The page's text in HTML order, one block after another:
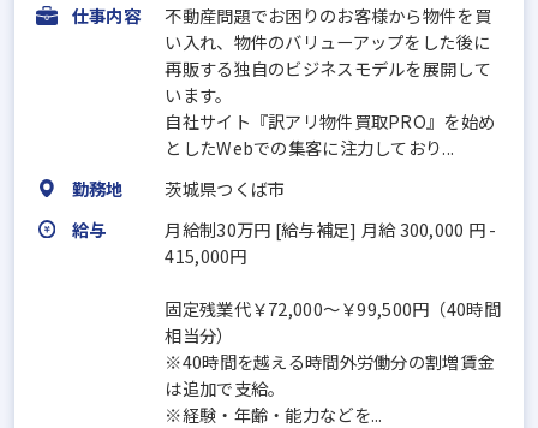
仕事内容
不動産問題でお困りのお客様から物件を買
い入れ、物件のバリューアップをした後に
再販する独自のビジネスモデルを展開して
います。
自社サイト『訳アリ物件買取PRO』を始め
としたWebでの集客に注力しており...
勤務地
茨城県つくば市
給与
月給制30万円 [給与補足] 月給 300,000 円 -
415,000円
固定残業代￥72,000～￥99,500円（40時間
相当分）
※40時間を越える時間外労働分の割増賃金
は追加で支給。
※経験・年齢・能力などを...